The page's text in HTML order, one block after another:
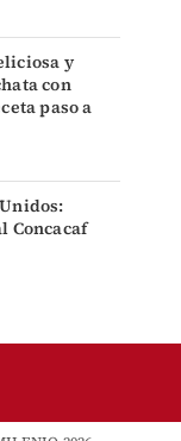
y
con
paso a
Concacaf